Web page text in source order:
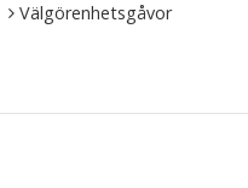
Välgörenhetsgåvor